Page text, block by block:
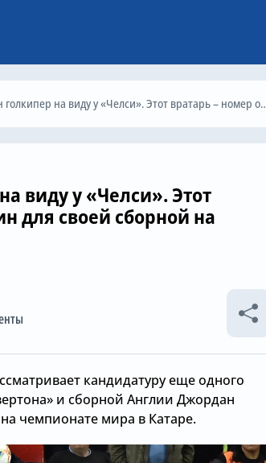
на виду у «Челси». Этот вратарь – номер один для своей сборной на ЧМ-2022
виду у «Челси». Этот
для своей сборной на
кандидатуру еще одного
и сборной Англии Джордан
чемпионате мира в Катаре.